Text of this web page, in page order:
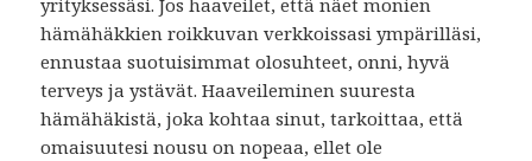
hämähäkkien roikkuvan verkkoissasi ympärilläsi,
ennustaa suotuisimmat olosuhteet, onni, hyvä
terveys ja ystävät. Haaveileminen suuresta
hämähäkistä, joka kohtaa sinut, tarkoittaa, että
omaisuutesi nousu on nopeaa, ellet ole